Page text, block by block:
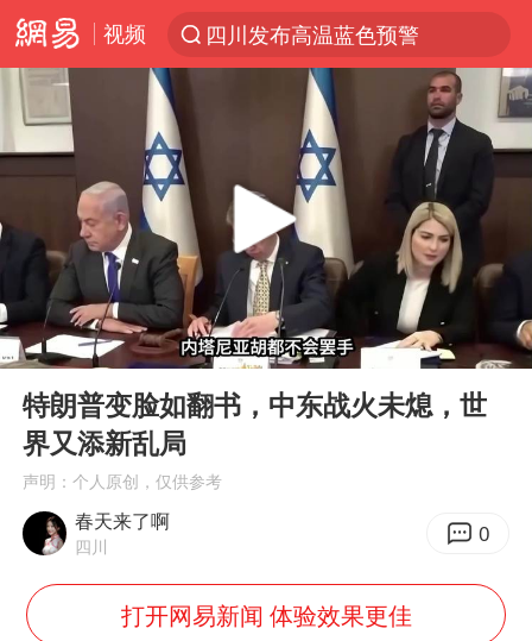
视频
四川发布高温蓝色预警
上海鼓励居家办公
血指纹匹配成功，20年悬案告破！凶手被执行死刑
费大厨口号更改 不再宣传小炒肉大王
成都多趟列车临时停运
多地银行上调存款利率
中央气象台继续发布暴雨橙警
白海豚突然大拐弯 走出罕见路线
周星驰妈妈现身香港首映礼
Play
00:00 06:55
特朗普变脸如翻书，中东战火未熄，世
界又添新乱局
声明：个人原创，仅供参考
春天来了啊
四川 0
打开网易新闻 体验效果更佳